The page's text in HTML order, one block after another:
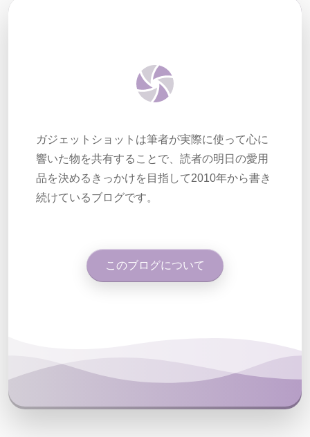
ガジェットショットは筆者が実際に使って心に
響いた物を共有することで、読者の明日の愛用
品を決めるきっかけを目指して2010年から書き
続けているブログです。
このブログについて